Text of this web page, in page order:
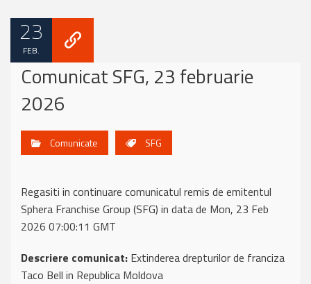
23
FEB.
Comunicat SFG, 23 februarie
2026
Comunicate SFG
Regasiti in continuare comunicatul remis de emitentul
Sphera Franchise Group (SFG) in data de Mon, 23 Feb
2026 07:00:11 GMT
Descriere comunicat: Extinderea drepturilor de franciza
Taco Bell in Republica Moldova